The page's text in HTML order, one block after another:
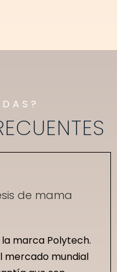
de mama
marca Polytech.
mercado mundial